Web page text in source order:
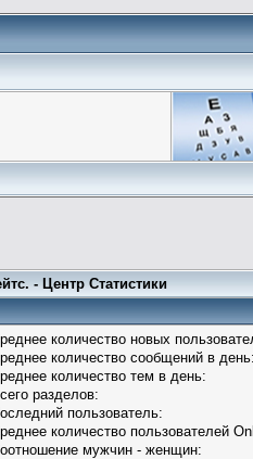
- Центр Статистики
количество новых
количество сообщений в день:
количество тем в день:
разделов:
пользователь:
количество пользователей
мужчин - женщин: